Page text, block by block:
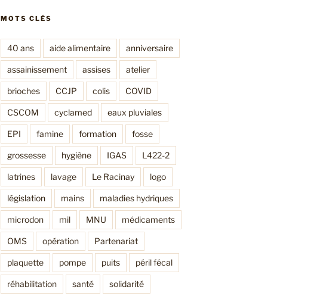
MOTS CLÉS
40 ans aide alimentaire anniversaire
assainissement assises atelier
brioches CCJP colis COVID
CSCOM cyclamed eaux pluviales
EPI famine formation fosse
grossesse hygiène IGAS L422-2
latrines lavage Le Racinay logo
législation mains maladies hydriques
microdon mil MNU médicaments
OMS opération Partenariat
plaquette pompe puits péril fécal
réhabilitation santé solidarité